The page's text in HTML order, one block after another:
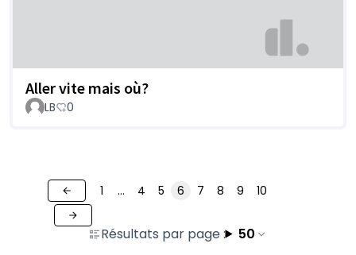
Aller vite mais où?
LB 0
Résultats par page : 50
1 … 4 5 6 7 8 9 10